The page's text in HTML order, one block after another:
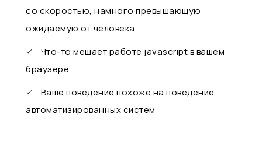
со скоростью, намного превышающую
ожидаемую от человека
Что-то мешает работе javascript в вашем
браузере
Ваше поведение похоже на поведение
автоматизированных систем